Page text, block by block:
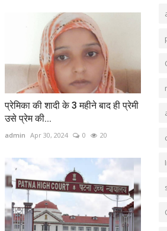
प्रेमिका की शादी के 3 महीने बाद ही प्रेमी
उसे प्रेम की...
admin Apr 30, 2024 0 20